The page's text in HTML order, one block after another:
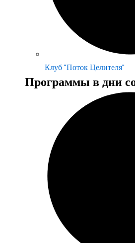
Клуб "Поток Целителя"
Программы в дни